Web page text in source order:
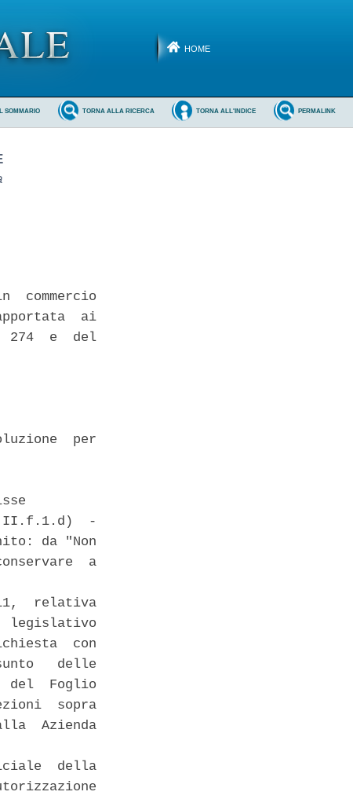
HOME
PERMALINK
TORNA ALL'INDICE
TORNA ALLA RICERCA
SOMMARIO
commercio
ai
274  e  del
per
-
da "Non
a
relativa
legislativo
con
delle
del  Foglio
sopra
Azienda
della